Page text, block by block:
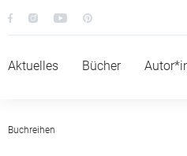
Aktuelles Bücher
Buchreihen